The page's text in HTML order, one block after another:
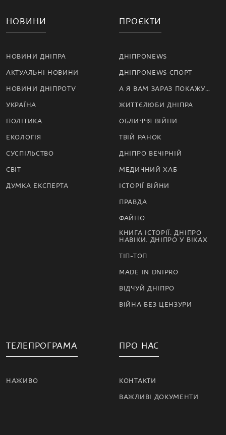
НОВИНИ
НОВИНИ ДНІПРА
АКТУАЛЬНІ НОВИНИ
НОВИНИ ДНІПРОTV
УКРАЇНА
ПОЛІТИКА
ЕКОЛОГІЯ
СУСПІЛЬСТВО
СВІТ
ДУМКА ЕКСПЕРТА
ПРОЄКТИ
ДНІПРОNEWS
ДНІПРОNEWS СПОРТ
А Я ВАМ ЗАРАЗ ПОКАЖУ…
ЖИТТЄЛЮБИ ДНІПРА
ОБЛИЧЧЯ ВІЙНИ
ТВІЙ РАНОК
ДНІПРО ВЕЧІРНІЙ
МЕДИЧНИЙ ХАБ
ІСТОРІЇ ВІЙНИ
ПРАВДА
ФАЙНО
КНИГА ІСТОРІЇ. ДНІПРО
НАВІКИ. ДНІПРО У ВІКАХ
ТІП-ТОП
MADE IN DNIPRO
ВІДЧУЙ ДНІПРО
ВІЙНА БЕЗ ЦЕНЗУРИ
ТЕЛЕПРОГРАМА
НАЖИВО
ПРО НАС
КОНТАКТИ
ВАЖЛИВІ ДОКУМЕНТИ